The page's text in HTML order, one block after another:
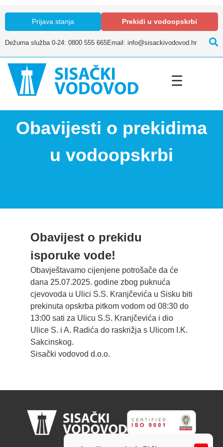
Prijava stanja Prekidi u vodoopskrbi
Dežurna služba 0-24: 0800 555 665Email: info@sisackivodovod.hr
☰
Obavijesti o prekidima
u vodoopskrbi
Obavijest o prekidu
isporuke vode!
Obavještavamo cijenjene potrošače da će
dana 25.07.2025. godine zbog puknuća
cjevovoda u Ulici S.S. Kranjčevića u Sisku biti
prekinuta opskrba pitkom vodom od 08:30 do
13:00 sati za Ulicu S.S. Kranjčevića i dio
Ulice S. i A. Radića do raskrižja s Ulicom I.K.
Sakcinskog.
Sisački vodovod d.o.o.